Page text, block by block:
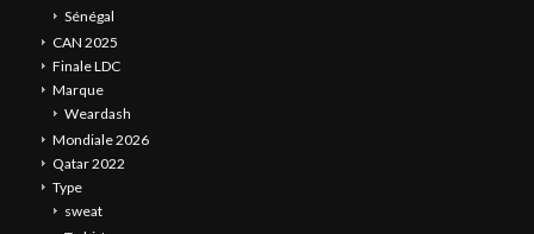
Sénégal
CAN 2025
Finale LDC
Marque
Weardash
Mondiale 2026
Qatar 2022
Type
sweat